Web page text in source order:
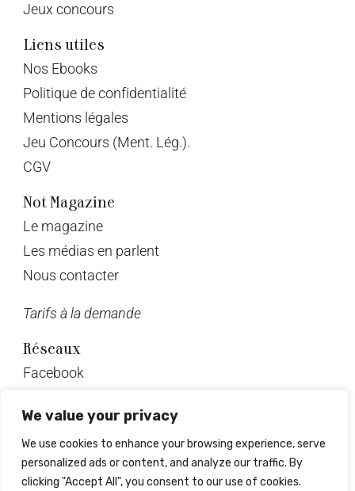
We value your privacy
We use cookies to enhance your browsing experience, serve
personalized ads or content, and analyze our traffic. By
clicking "Accept All", you consent to our use of cookies.
Jeux concours
Liens utiles
Nos Ebooks
Politique de confidentialité
Mentions légales
Jeu Concours (Ment. Lég.).
CGV
Not Magazine
Le magazine
Les médias en parlent
Nous contacter
Tarifs à la demande
Réseaux
Facebook
Instagram
Pinterest
Linkedin